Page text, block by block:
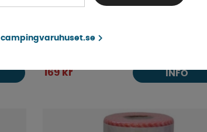
169 kr INFO
campingvaruhuset.se